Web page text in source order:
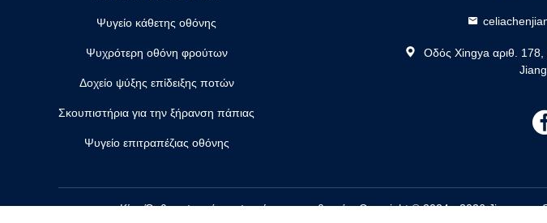
Ψυγείο κάθετης οθόνης
Ψυχρότερη οθόνη φρούτων
Δοχείο ψύξης επίδειξης ποτών
Σκουπιστήρια για την ξήρανση πάπιας
Ψυγείο επιτραπέζιας οθόνης
Οδός Xingya αριθ.
Κίνα Όρθιος ψυκτήρας ψυγείων προμηθευτής.Copyright © 2024 - 2026 Jiangmen